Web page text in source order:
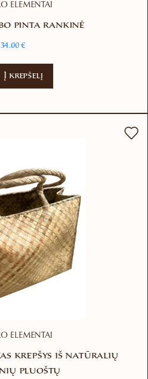
ELEMENTAI
pinta rankinė
34.00 €
Į krepšelį
ELEMENTAI
krepšys iš natūralių
pluoštų